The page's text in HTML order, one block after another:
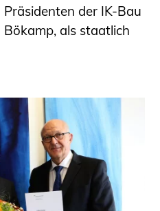
der IK-Bau
als staatlich